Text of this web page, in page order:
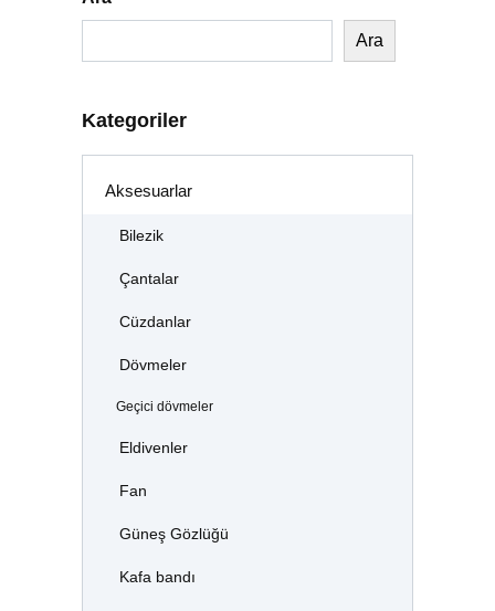
Ara
Kategoriler
Aksesuarlar
Bilezik
Çantalar
Cüzdanlar
Dövmeler
Geçici dövmeler
Eldivenler
Fan
Güneş Gözlüğü
Kafa bandı